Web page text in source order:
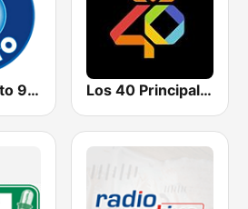
Radio Ambato 930 AM Los 40 Principales